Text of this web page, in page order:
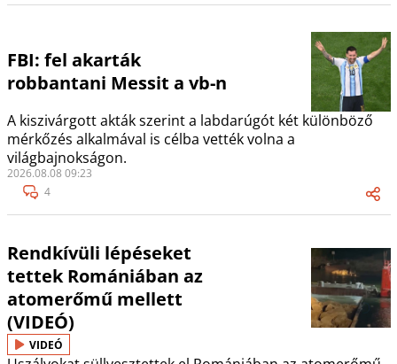
FBI: fel akarták
robbantani Messit a vb-n
A kiszivárgott akták szerint a labdarúgót két különböző
mérkőzés alkalmával is célba vették volna a
világbajnokságon.
2026.08.08 09:23
4
Rendkívüli lépéseket
tettek Romániában az
atomerőmű mellett
(VIDEÓ)
VIDEÓ